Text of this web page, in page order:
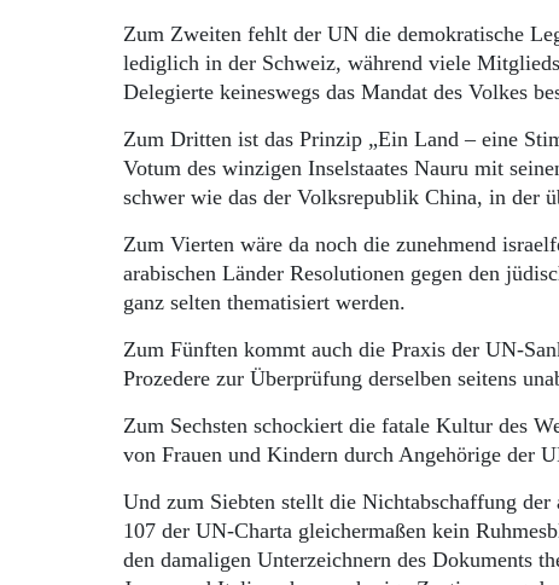
Zum Zweiten fehlt der UN die demokratische
lediglich in der Schweiz, während viele
Delegierte keineswegs das Mandat des Volkes
Zum Dritten ist das Prinzip „Ein Land – eine
Votum des winzigen Inselstaates Nauru mit
schwer wie das der Volksrepublik China, in der
Zum Vierten wäre da noch die zunehmend
arabischen Länder Resolutionen gegen den
ganz selten thematisiert werden.
Zum Fünften kommt auch die Praxis der UN-
Prozedere zur Überprüfung derselben seitens
Zum Sechsten schockiert die fatale Kultur des
von Frauen und Kindern durch Angehörige der
Und zum Siebten stellt die Nichtabschaffung
107 der UN-Charta gleichermaßen kein
den damaligen Unterzeichnern des Dokuments